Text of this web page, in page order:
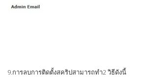
9.การลบการติดตั้งสคริปสามารถทำ2 วิธีดังนี้